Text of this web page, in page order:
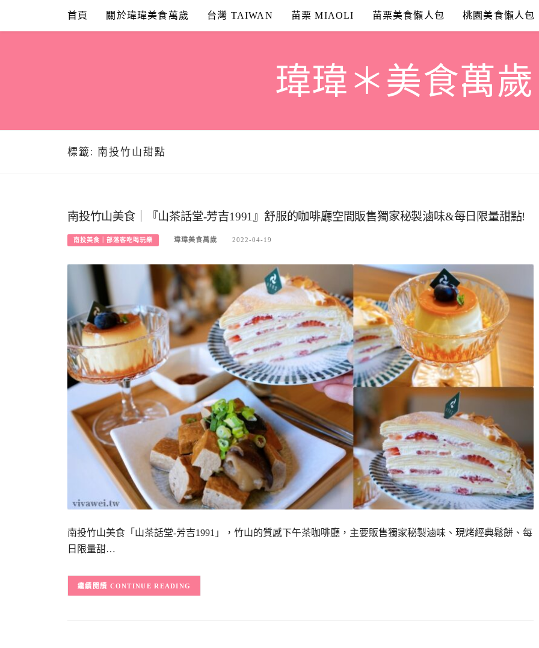
content
首頁 關於瑋瑋美食萬歲 台灣 TAIWAN 苗栗 MIAOLI 苗栗美食懶人包 桃園美食懶人包
瑋瑋＊美食萬歲
標籤: 南投竹山甜點
南投竹山美食｜『山茶話堂-芳吉1991』舒服的咖啡廳空間販售獨家秘製滷味&每日限量甜點!
南投美食｜部落客吃喝玩樂 瑋瑋美食萬歲 2022-04-19
南投竹山美食「山茶話堂-芳吉1991」，竹山的質感下午茶咖啡廳，主要販售獨家秘製滷味、現烤經典鬆餅、每
日限量甜…
CONTINUE READING